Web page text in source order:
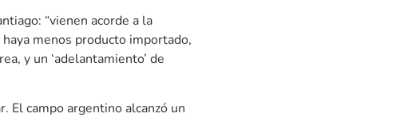
“vienen acorde a la
menos producto importado,
y un ‘adelantamiento’ de
campo argentino alcanzó un